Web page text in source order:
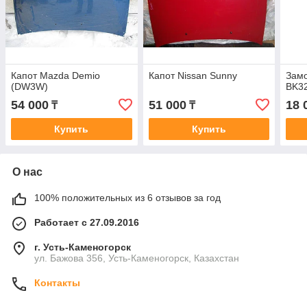
Капот Mazda Demio
(DW3W)
54 000 ₸
Купить
Капот Nissan Sunny
51 000₸
Купить
18
О нас
100% положительных из 6 отзывов за год
Работает с 27.09.2016
г. Усть-Каменогорск
ул. Бажова 356, Усть-Каменогорск, Казахстан
Контакты